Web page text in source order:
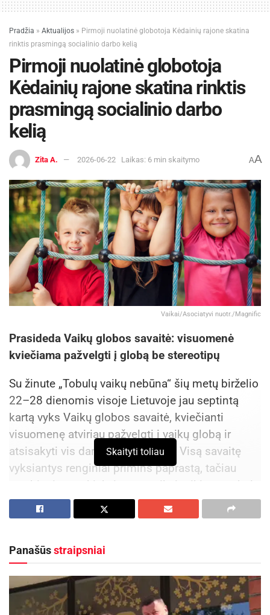
Pradžia » Aktualijos » Pirmoji nuolatinė globotoja Kėdainių rajone skatina
rinktis prasmingą socialinio darbo kelią
Pirmoji nuolatinė globotoja
Kėdainių rajone skatina rinktis
prasmingą socialinio darbo
kelią
Zita A. 2026-06-22 Laikas: 6 min skaitymo AA
Vaikai/Asociatyvi nuotr./Magnific
Prasideda Vaikų globos savaitė: visuomenė
kviečiama pažvelgti į globą be stereotipų
Su žinute „Tobulų vaikų nebūna“ šių metų birželio
22–28 dienomis visoje Lietuvoje jau septintą
kartą vyks Vaikų globos savaitė, kviečianti
visuomenę atviriau pažvelgti į vaikų globą ir
atsisakyti vis dar gajų stereotipų. Visą savaitę
vyksiantys renginiai primins paprastą, tačiau
svarbią tiesą – kiekvienam vaikui reikia ne tobulų
namų ar tobulų žmonių, o supratimo, dėmesio,
saugumo ir ryšio.
Aktualios naujienos
Europos sveikatos draudimo kortelę gali pakeisti
sertifikatas
2026-08-07
Skaityti toliau
Panašūsstraipsniai